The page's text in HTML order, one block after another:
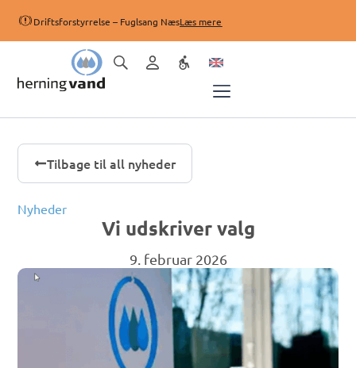
Driftsforstyrrelse – Fuglsang NæsLæs mere
Tilbage til all nyheder
Nyheder
Vi udskriver valg
9. februar 2026